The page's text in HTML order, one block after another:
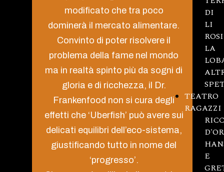
DI
LI
ROSI
LA
TEATRO
RAGAZZI
E
modificato che tra poco
dominerà il mercato alimentare.
Convinto di poter risolvere il
problema della fame nel mondo
ma in realtà spinto più da sogni di
gloria e di ricchezza, il Dr.
Frankenfood non si cura degli
effetti che ‘Uberfish’ può avere sui
delicati equilibri dell’eco-sistema,
giustificando tutto in nome del
‘progresso’.